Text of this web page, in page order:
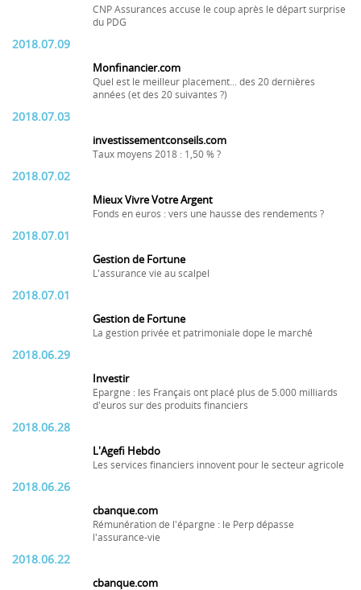
CNP Assurances accuse le coup après le départ surprise
du PDG
2018.07.09
Monfinancier.com
Quel est le meilleur placement... des 20 dernières
années (et des 20 suivantes ?)
2018.07.03
investissementconseils.com
Taux moyens 2018 : 1,50 % ?
2018.07.02
Mieux Vivre Votre Argent
Fonds en euros : vers une hausse des rendements ?
2018.07.01
Gestion de Fortune
L'assurance vie au scalpel
2018.07.01
Gestion de Fortune
La gestion privée et patrimoniale dope le marché
2018.06.29
Investir
Epargne : les Français ont placé plus de 5.000 milliards
d'euros sur des produits financiers
2018.06.28
L'Agefi Hebdo
Les services financiers innovent pour le secteur agricole
2018.06.26
cbanque.com
Rémunération de l'épargne : le Perp dépasse
l'assurance-vie
2018.06.22
cbanque.com